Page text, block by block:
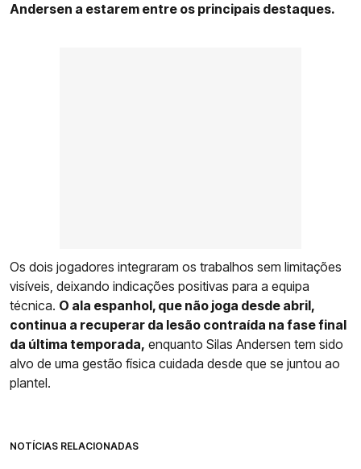
Andersen a estarem entre os principais destaques.
Os dois jogadores integraram os trabalhos sem limitações
visíveis, deixando indicações positivas para a equipa
técnica. O ala espanhol, que não joga desde abril,
continua a recuperar da lesão contraída na fase final
da última temporada, enquanto Silas Andersen tem sido
alvo de uma gestão física cuidada desde que se juntou ao
plantel.
NOTÍCIAS RELACIONADAS